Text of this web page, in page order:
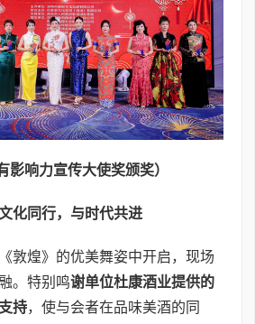
影响力宣传大使奖颁奖）
化同行，与时代共进
敦煌》的优美舞姿中开启，现场
。特别鸣谢单位杜康酒业提供的
支持，使与会者在品味美酒的同